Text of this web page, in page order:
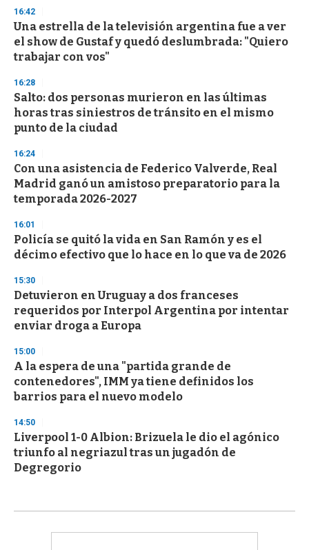
s
e
c
o
n
s
16:42
Una estrella de la televisión argentina fue a ver
el show de Gustaf y quedó deslumbrada: "Quiero
trabajar con vos"
16:28
Salto: dos personas murieron en las últimas
horas tras siniestros de tránsito en el mismo
punto de la ciudad
16:24
Con una asistencia de Federico Valverde, Real
Madrid ganó un amistoso preparatorio para la
temporada 2026-2027
16:01
Policía se quitó la vida en San Ramón y es el
décimo efectivo que lo hace en lo que va de 2026
15:30
Detuvieron en Uruguay a dos franceses
requeridos por Interpol Argentina por intentar
enviar droga a Europa
15:00
A la espera de una "partida grande de
contenedores", IMM ya tiene definidos los
barrios para el nuevo modelo
14:50
Liverpool 1-0 Albion: Brizuela le dio el agónico
triunfo al negriazul tras un jugadón de
Degregorio